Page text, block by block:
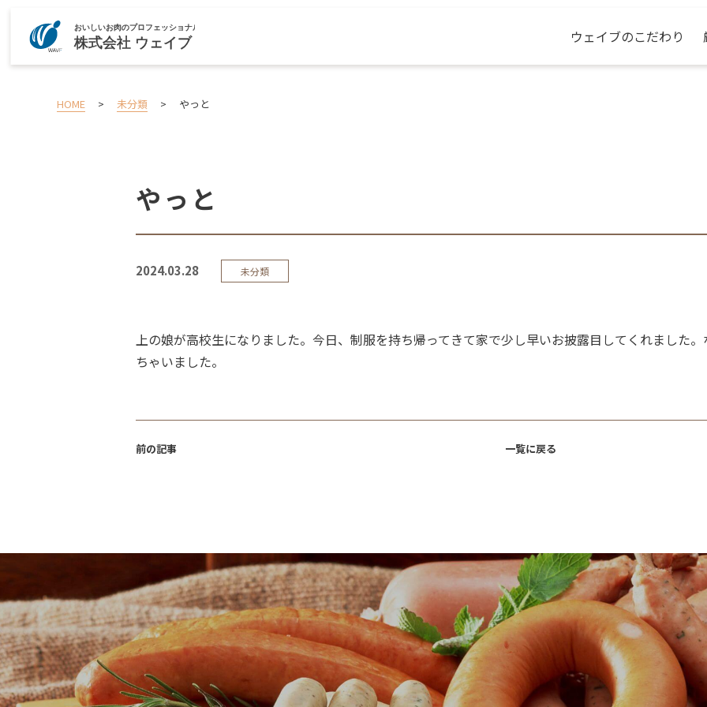
ウェイブのこだわり
HOME > 未分類 > やっと
やっと
2024.03.28 未分類
上の娘が高校生になりました。今日、制服を持ち帰ってきて家で少し早いお披露目してくれました
ちゃいました。
前の記事 一覧に戻る